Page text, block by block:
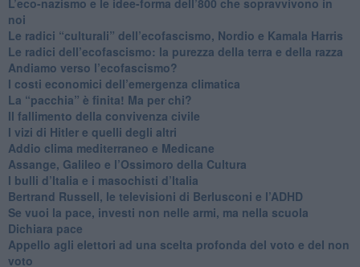
noi
​Le radici “culturali” dell’ecofascismo, Nordio e Kamala Harris
Le radici dell’ecofascismo: la purezza della terra e della razza
Andiamo verso l’ecofascismo?
I costi economici dell’emergenza climatica
​La “pacchia” è finita! Ma per chi?
​Il fallimento della convivenza civile
​I vizi di Hitler e quelli degli altri
Addio clima mediterraneo e Medicane
​Assange, Galileo e l’Ossimoro della Cultura
​I bulli d’Italia e i masochisti d’Italia
​Bertrand Russell, le televisioni di Berlusconi e l’ADHD
​Se vuoi la pace, investi non nelle armi, ma nella scuola
​Dichiara pace
​Appello agli elettori ad una scelta profonda del voto e del non
voto